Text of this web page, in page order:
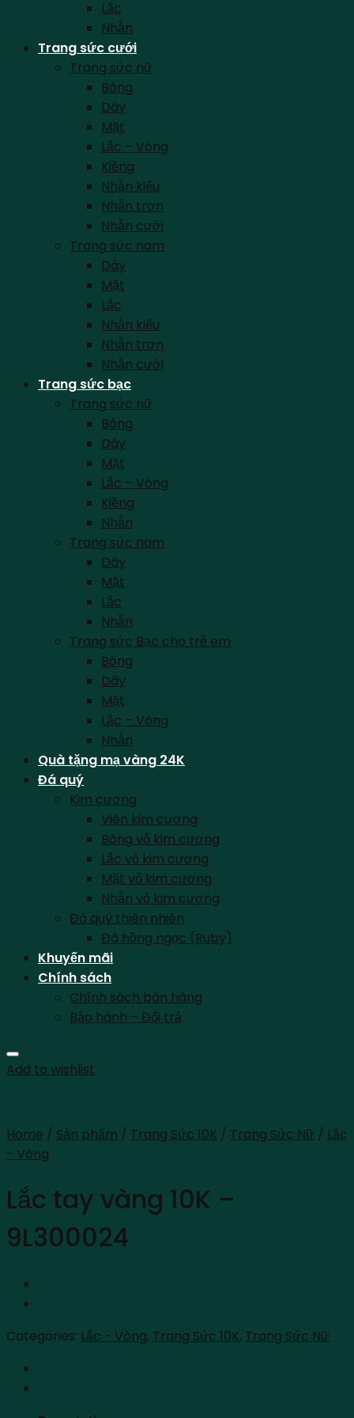
Lắc
Nhẫn
Trang sức cưới
Trang sức nữ
Bông
Dây
Mặt
Lắc – Vòng
Kiềng
Nhẫn kiểu
Nhẫn trơn
Nhẫn cưới
Trang sức nam
Dây
Mặt
Lắc
Nhẫn kiểu
Nhẫn trơn
Nhẫn cưới
Trang sức bạc
Trang sức nữ
Bông
Dây
Mặt
Lắc – Vòng
Kiềng
Nhẫn
Trang sức nam
Dây
Mặt
Lắc
Nhẫn
Trang sức Bạc cho trẻ em
Bông
Dây
Mặt
Lắc – Vòng
Nhẫn
Quà tặng mạ vàng 24K
Đá quý
Kim cương
Viên kim cương
Bông vỏ kim cương
Lắc vỏ kim cương
Mặt vỏ kim cương
Nhẫn vỏ kim cương
Đá quý thiên nhiên
Đá hồng ngọc (Ruby)
Khuyến mãi
Chính sách
Chính sách bán hàng
Bảo hành – Đổi trả
Add to wishlist
Home / Sản phẩm / Trang Sức 10K / Trang Sức Nữ / Lắc
- Vòng
Lắc tay vàng 10K –
9L300024
Categories: Lắc - Vòng, Trang Sức 10K, Trang Sức Nữ